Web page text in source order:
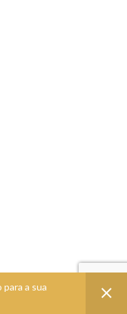
a sua